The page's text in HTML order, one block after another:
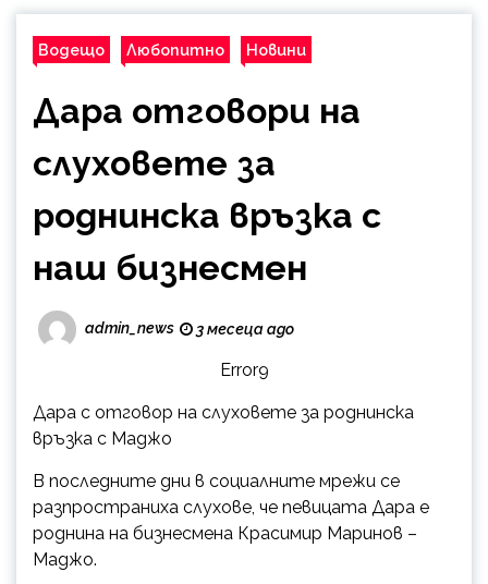
Водещо Любопитно Новини
Дара отговори на
слуховете за
роднинска връзка с
наш бизнесмен
admin_news 3 месеца ago
Error9
Дара с отговор на слуховете за роднинска
връзка с Маджо
В последните дни в социалните мрежи се
разпространиха слухове, че певицата Дара е
роднина на бизнесмена Красимир Маринов –
Маджо.